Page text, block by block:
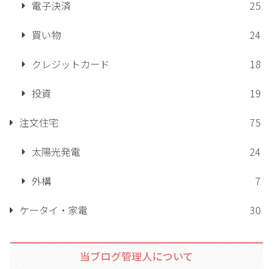
電子決済
25
買い物
24
クレジットカード
18
投資
19
注文住宅
75
太陽光発電
24
外構
7
ケータイ・家電
30
当ブログ管理人について